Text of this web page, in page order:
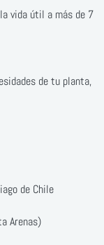
vida útil a más de 7
de tu planta,
de Chile
Arenas)